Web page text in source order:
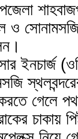
ও
ইনচার্জ
গেলে
চাকায়